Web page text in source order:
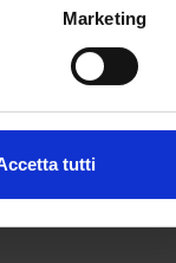
metro,Marketing
tutti